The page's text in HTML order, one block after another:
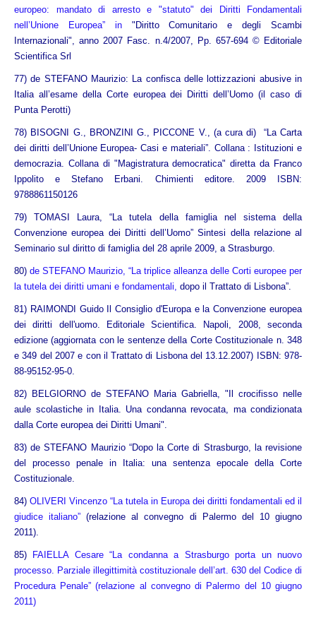
europeo: mandato di arresto e "statuto" dei Diritti Fondamentali
nell’Unione Europea” in
"Diritto Comunitario e degli Scambi
Internazionali", anno 2007 Fasc. n.4/2007, Pp. 657-694 © Editoriale
Scientifica Srl
77) de STEFANO Maurizio: La confisca delle lottizzazioni abusive in
Italia all’esame della Corte europea dei Diritti dell’Uomo (il caso di
Punta Perotti)
78) BISOGNI G., BRONZINI G., PICCONE V., (a cura di) “La Carta
dei diritti dell’Unione Europea- Casi e materiali”. Collana : Istituzioni e
democrazia. Collana di "Magistratura democratica" diretta da Franco
Ippolito e Stefano Erbani. Chimienti editore. 2009 ISBN:
9788861150126
79) TOMASI Laura, “La tutela della famiglia nel sistema della
Convenzione europea dei Diritti dell’Uomo” Sintesi della relazione al
Seminario sul diritto di famiglia del 28 aprile 2009, a Stras burgo.
80) de STEFANO Maurizio, “La triplice alleanza delle Corti europee per
la tutela dei diritti umani e fondamentali, dopo il Trattato di Lisbona”.
81) RAIMONDI Guido Il Consiglio d'Europa e la Convenzione europea
dei diritti dell'uomo. Editoriale Scientifica. Napoli, 2008, seconda
edizione (aggiornata con le sentenze della Corte Costituzionale n. 348
e 349 del 2007 e con il Trattato di Lisbona del 13.12.2007) ISBN: 978-
88-95152-95-0.
82) BELGIORNO de STEFANO Maria Gabriella, "Il crocifisso nelle
aule scolastiche in Italia. Una condanna revocata, ma condizionata
dalla Corte europea dei Diritti Umani".
83) de STEFANO Maurizio “Dopo la Corte di Strasburgo, la revisione
del processo penale in Italia: una sentenza epocale della Corte
Costituzionale.
84) OLIVERI Vincenzo “La tutela in Europa dei diritti fondamentali ed il
giudice italiano” (relazione al convegno di Palermo del 10 giugno
2011).
85)
FAIELLA Cesare “La condanna a Strasburgo porta un nuovo
processo. Parziale illegittimità costituzionale dell’art. 630 del Codice di
Procedura Penale” (relazione al convegno di Palermo del 10 giugno
2011)